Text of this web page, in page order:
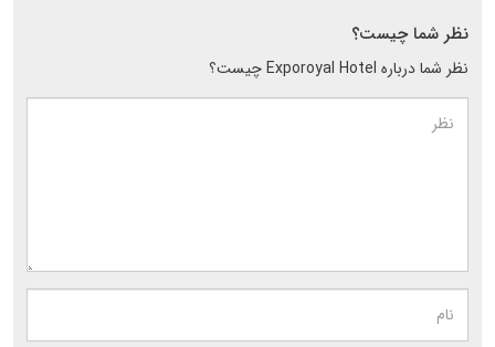
نظر شما چیست؟
نظر شما درباره Exporoyal Hotel چیست؟